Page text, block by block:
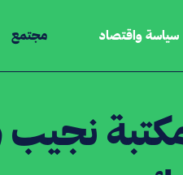
سياسة واقتصاد مجتمع